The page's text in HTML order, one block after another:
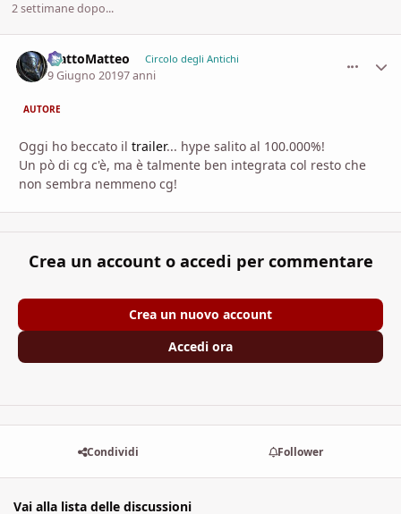
2 settimane dopo...
MattoMatteo Circolo degli Antichi
9 Giugno 20197 anni
AUTORE
Oggi ho beccato il trailer... hype salito al 100.000%!
Un pò di cg c'è, ma è talmente ben integrata col resto che
non sembra nemmeno cg!
Crea un account o accedi per commentare
Crea un nuovo account
Accedi ora
Condividi Follower
Vai alla lista delle discussioni